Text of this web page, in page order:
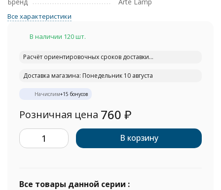
Все характеристики
В наличии 120 шт.
Расчёт ориентировочных сроков доставки...
Доставка магазина: Понедельник 10 августа
Начислим+15 бонусов
Розничная цена 760 ₽
В корзину
Все товары данной серии :